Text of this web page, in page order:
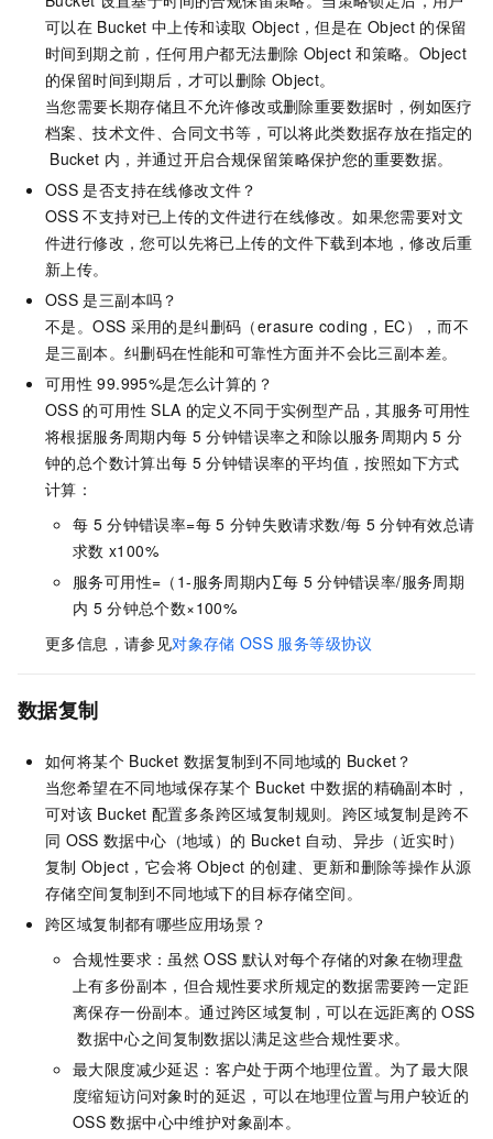
可以在 Bucket 中上传和读取 Object，但是在 Object 的保留
时间到期之前，任何用户都无法删除 Object 和策略。Object
的保留时间到期后，才可以删除 Object。
当您需要长期存储且不允许修改或删除重要数据时，例如医疗
档案、技术文件、合同文书等，可以将此类数据存放在指定的
Bucket 内，并通过开启合规保留策略保护您的重要数据。
OSS 是否支持在线修改文件？
OSS 不支持对已上传的文件进行在线修改。如果您需要对文
件进行修改，您可以先将已上传的文件下载到本地，修改后重
新上传。
OSS 是三副本吗？
不是。OSS 采用的是纠删码（erasure coding，EC），而不
是三副本。纠删码在性能和可靠性方面并不会比三副本差。
可用性 99.995%是怎么计算的？
OSS 的可用性 SLA 的定义不同于实例型产品，其服务可用性
将根据服务周期内每 5 分钟错误率之和除以服务周期内 5 分
钟的总个数计算出每 5 分钟错误率的平均值，按照如下方式
计算：
每 5 分钟错误率=每 5 分钟失败请求数/每 5 分钟有效总请
求数 x100%
服务可用性=（1-服务周期内∑每 5 分钟错误率/服务周期
内 5 分钟总个数×100%
更多信息，请参见对象存储 OSS 服务等级协议
数据复制
如何将某个 Bucket 数据复制到不同地域的 Bucket？
当您希望在不同地域保存某个 Bucket 中数据的精确副本时，
可对该 Bucket 配置多条跨区域复制规则。跨区域复制是跨不
同 OSS 数据中心（地域）的 Bucket 自动、异步（近实时）
复制 Object，它会将 Object 的创建、更新和删除等操作从源
存储空间复制到不同地域下的目标存储空间。
跨区域复制都有哪些应用场景？
合规性要求：虽然 OSS 默认对每个存储的对象在物理盘
上有多份副本，但合规性要求所规定的数据需要跨一定距
离保存一份副本。通过跨区域复制，可以在远距离的 OSS
数据中心之间复制数据以满足这些合规性要求。
最大限度减少延迟：客户处于两个地理位置。为了最大限
度缩短访问对象时的延迟，可以在地理位置与用户较近的
OSS 数据中心中维护对象副本。